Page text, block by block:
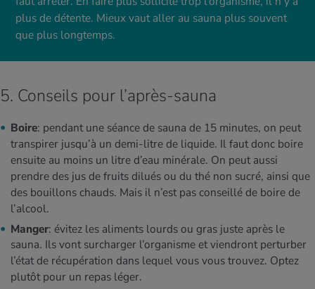
plus de détente. Mieux vaut aller au sauna plus souvent
que plus longtemps.
5. Conseils pour l’après-sauna
Boire: pendant une séance de sauna de 15 minutes, on peut
transpirer jusqu’à un demi-litre de liquide. Il faut donc boire
ensuite au moins un litre d’eau minérale. On peut aussi
prendre des jus de fruits dilués ou du thé non sucré, ainsi que
des bouillons chauds. Mais il n’est pas conseillé de boire de
l’alcool.
Manger: évitez les aliments lourds ou gras juste après le
sauna. Ils vont surcharger l’organisme et viendront perturber
l’état de récupération dans lequel vous vous trouvez. Optez
plutôt pour un repas léger.